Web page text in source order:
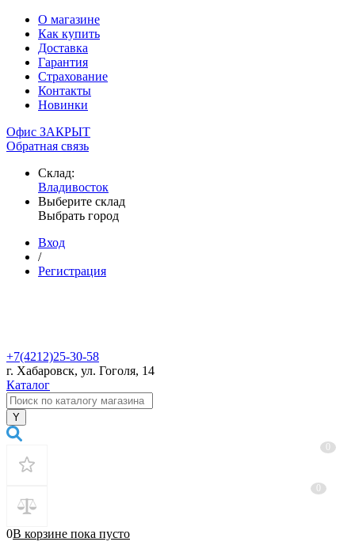
О магазине
Как купить
Доставка
Гарантия
Страхование
Контакты
Новинки
Офис ЗАКРЫТ
Обратная связь
Склад:
Владивосток
Выберите склад
Выбрать город
Вход
/
Регистрация
+7(4212)25-30-58
г. Хабаровск, ул. Гоголя, 14
Каталог
0В корзине пока пусто